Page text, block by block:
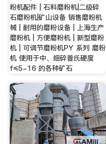
粉机配件 | 石料磨粉机|二级碎
石磨粉机|矿山设备 销售磨粉机
械 | 耐用的磨粉设备 | 上海生产
磨粉机 | 方便磨粉机 | 新型磨粉
机 | 可调节磨粉机PY 系列 磨粉
机 使用于中、细碎普氏硬度
f≤5-16 的各种矿石